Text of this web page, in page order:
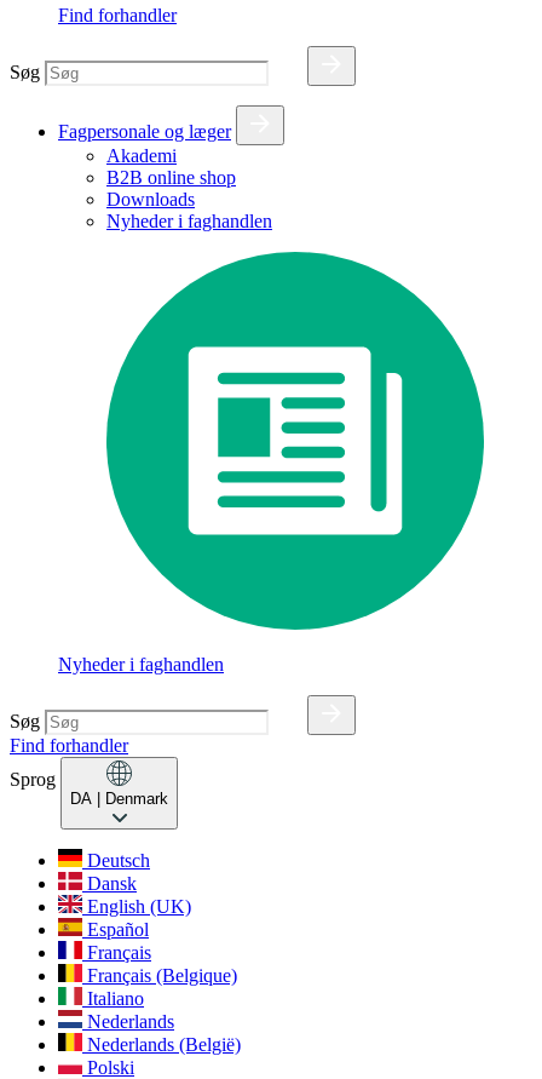
Find forhandler
Søg
Fagpersonale og læger
Akademi
B2B online shop
Downloads
Nyheder i faghandlen
Nyheder i faghandlen
Søg
Find forhandler
Sprog
DA | Denmark
Deutsch
Dansk
English (UK)
Español
Français
Français (Belgique)
Italiano
Nederlands
Nederlands (België)
Polski